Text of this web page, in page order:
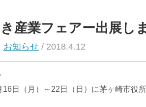
産業フェアー出展し
お知らせ / 2018.4.12
16日（月）～22日（日）に茅ヶ崎市役